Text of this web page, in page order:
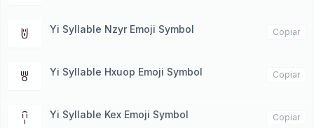
ꌈ Yi Syllable Nzyr Emoji Symbol Copiar
ꉕ Yi Syllable Hxuop Emoji Symbol Copiar
ꈋ Yi Syllable Kex Emoji Symbol Copiar